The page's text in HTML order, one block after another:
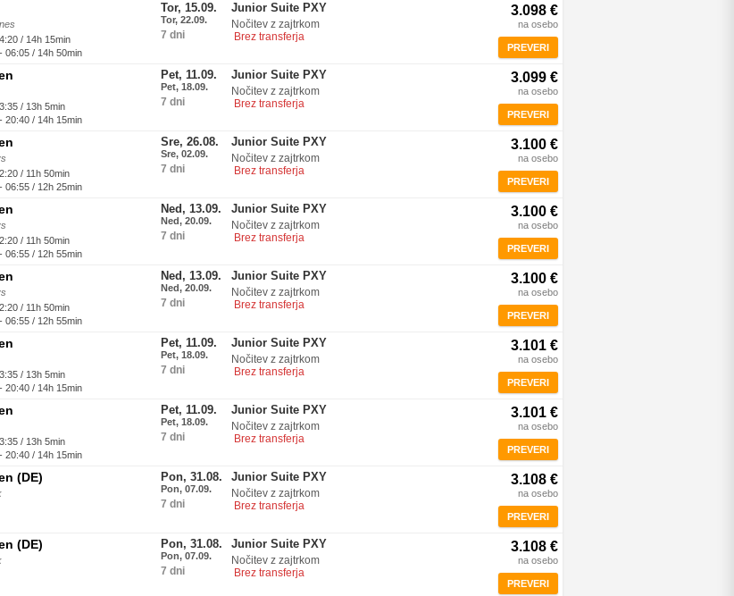
/ 14h 15min
06:05 / 14h 50min
Tor, 15.09.
Tor, 22.09.
7 dni
Junior Suite PXY
Nočitev z zajtrkom
Brez transferja
3.098 €
na osebo
PREVERI
/ 13h 5min
20:40 / 14h 15min
Pet, 11.09.
Pet, 18.09.
7 dni
Junior Suite PXY
Nočitev z zajtrkom
Brez transferja
3.099 €
na osebo
PREVERI
/ 11h 50min
06:55 / 12h 25min
Sre, 26.08.
Sre, 02.09.
7 dni
Junior Suite PXY
Nočitev z zajtrkom
Brez transferja
3.100 €
na osebo
PREVERI
/ 11h 50min
06:55 / 12h 55min
Ned, 13.09.
Ned, 20.09.
7 dni
Junior Suite PXY
Nočitev z zajtrkom
Brez transferja
3.100 €
na osebo
PREVERI
/ 11h 50min
06:55 / 12h 55min
Ned, 13.09.
Ned, 20.09.
7 dni
Junior Suite PXY
Nočitev z zajtrkom
Brez transferja
3.100 €
na osebo
PREVERI
/ 13h 5min
20:40 / 14h 15min
Pet, 11.09.
Pet, 18.09.
7 dni
Junior Suite PXY
Nočitev z zajtrkom
Brez transferja
3.101 €
na osebo
PREVERI
/ 13h 5min
20:40 / 14h 15min
Pet, 11.09.
Pet, 18.09.
7 dni
Junior Suite PXY
Nočitev z zajtrkom
Brez transferja
3.101 €
na osebo
PREVERI
(DE) Pon, 31.08.
Pon, 07.09.
7 dni
Junior Suite PXY
Nočitev z zajtrkom
Brez transferja
3.108 €
na osebo
PREVERI
(DE) Pon, 31.08.
Pon, 07.09.
7 dni
Junior Suite PXY
Nočitev z zajtrkom
Brez transferja
3.108 €
na osebo
PREVERI